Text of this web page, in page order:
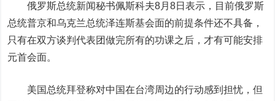
俄罗斯总统新闻秘书佩斯科夫8月8日表示，目前俄罗斯
总统普京和乌克兰总统泽连斯基会面的前提条件还不具备，
只有在双方谈判代表团做完所有的功课之后，才有可能安排
元首会面。
美国总统拜登称对中国在台湾周边的行动感到担忧，但